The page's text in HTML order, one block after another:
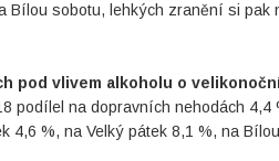
sobotu, lehkých zranění si pak
pod vlivem alkoholu o
podílel na dopravních nehodách 4,4
%, na Velký pátek 8,1 %, na